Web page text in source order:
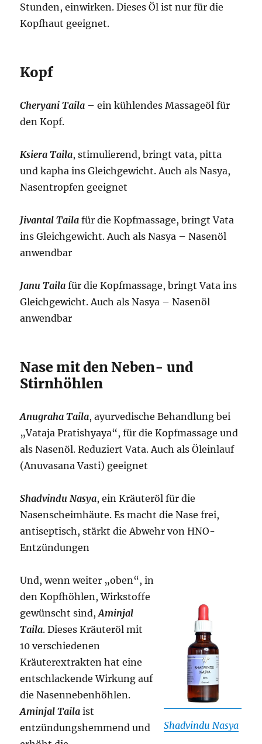
Stunden, einwirken. Dieses Öl ist nur für die
Kopfhaut geeignet.
Kopf
Cheryani Taila – ein kühlendes Massageöl für
den Kopf.
Ksiera Taila, stimulierend, bringt vata, pitta
und kapha ins Gleichgewicht. Auch als Nasya,
Nasentropfen geeignet
Jivantal Taila für die Kopfmassage, bringt Vata
ins Gleichgewicht. Auch als Nasya – Nasenöl
anwendbar
Janu Taila für die Kopfmassage, bringt Vata ins
Gleichgewicht. Auch als Nasya – Nasenöl
anwendbar
Nase mit den Neben- und
Stirnhöhlen
Anugraha Taila, ayurvedische Behandlung bei
„Vataja Pratishyaya“, für die Kopfmassage und
als Nasenöl. Reduziert Vata. Auch als Öleinlauf
(Anuvasana Vasti) geeignet
Shadvindu Nasya, ein Kräuteröl für die
Nasenscheimhäute. Es macht die Nase frei,
antiseptisch, stärkt die Abwehr von HNO-
Entzündungen
Shadvindu Nasya
Und, wenn weiter „oben“, in
den Kopfhöhlen, Wirkstoffe
gewünscht sind,Aminjal
Taila. Dieses Kräuteröl mit
10 verschiedenen
Kräuterextrakten hat eine
entschlackende Wirkung auf
die Nasennebenhöhlen.
Aminjal Taila ist
entzündungshemmend und